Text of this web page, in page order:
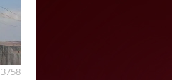
3758